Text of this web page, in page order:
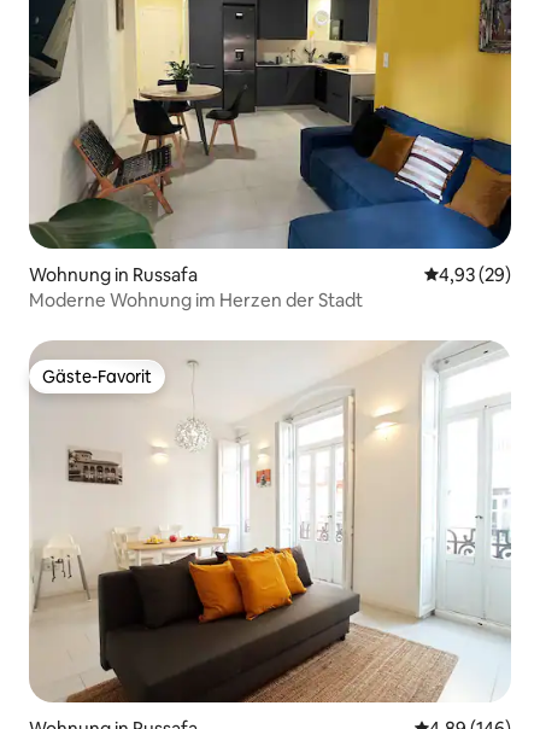
Wohnung in Russafa
4,93 (29)
Moderne Wohnung im Herzen der Stadt
Gäste-Favorit
Gäste-Favorit